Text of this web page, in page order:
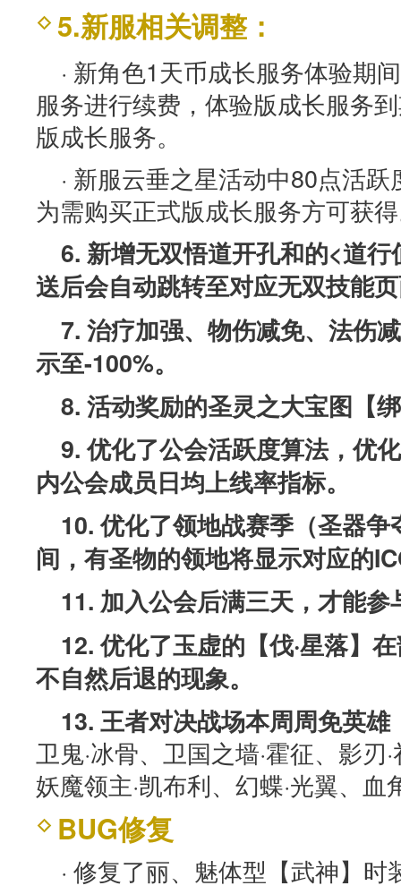
5.新服相关调整：
· 新角色1天币成长服务体验期
服务进行续费，体验版成长服务
版成长服务。
· 新服云垂之星活动中80点活
为需购买正式版成长服务方可获
6. 新增无双悟道开孔和的<道
送后会自动跳转至对应无双技能
7. 治疗加强、物伤减免、法伤
示至-100%。
8. 活动奖励的圣灵之大宝图【
9. 优化了公会活跃度算法，优
内公会成员日均上线率指标。
10. 优化了领地战赛季（圣器
间，有圣物的领地将显示对应的
11. 加入公会后满三天，才能参
12. 优化了玉虚的【伐·星落】
不自然后退的现象。
13. 王者对决战场本周周免英雄
卫鬼·冰骨、卫国之墙·霍征、影刃
妖魔领主·凯布利、幻蝶·光翼、血
BUG修复
· 修复了丽、魅体型【武神】